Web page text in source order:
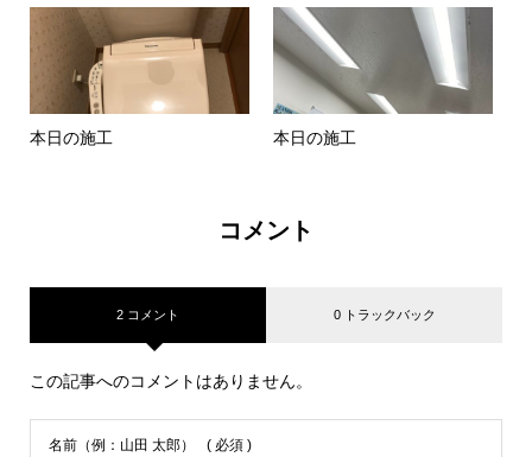
本日の施工 本日の施工
コメント
2 コメント 0 トラックバック
この記事へのコメントはありません。
名前（例：山田 太郎） ( 必須 )